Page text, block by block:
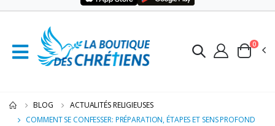
0
BLOG
ACTUALITÉS RELIGIEUSES
COMMENT SE CONFESSER: PRÉPARATION, ÉTAPES ET SENS PROFOND